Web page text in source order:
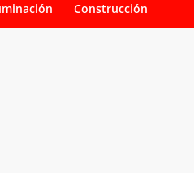
Construcción